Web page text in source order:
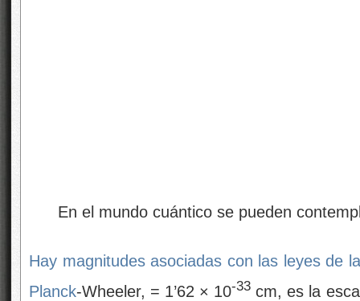
En el mundo cuántico se pueden
Hay magnitudes asociadas con las leyes de
Planck-Wheeler, = 1’62 × 10-33 cm, es la